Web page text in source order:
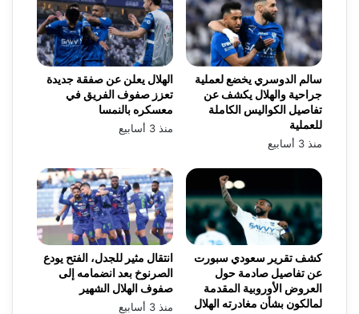
الهلال يعلن عن صفقة جديدة
تعزز صفوف الفريق في
معسكره بالنمسا
منذ 3 أسابيع
سالم الدوسري يخضع لعملية
جراحية والهلال يكشف عن
تفاصيل الكواليس الكاملة
للعملية
منذ 3 أسابيع
انتقال مثير للجدل، الفتح يودع
الصرنوخ بعد انضمامه إلى
صفوف الهلال الشهير
منذ 3 أسابيع
كشف تقرير سعودي سبورت
عن تفاصيل صادمة حول
العروض الأوروبية المقدمة
لمالكون بشأن مغادرته الهلال